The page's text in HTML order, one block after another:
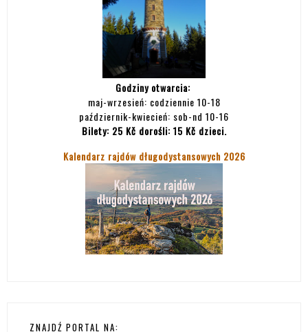
Godziny otwarcia:
maj-wrzesień: codziennie 10-18
październik-kwiecień: sob-nd 10-16
Bilety: 25 Kč dorośli: 15 Kč dzieci.
Kalendarz rajdów długodystansowych 2026
ZNAJDŹ PORTAL NA: